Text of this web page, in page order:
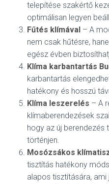
telepítése szakértő
optimálisan legyen
Fűtés klímával – A
nem csak hűtésre,
egész évben
Klíma karbantartás
karbantartás
hatékony és hosszú
Klíma leszerelés – A
klímaberendezések
hogy az új
történjen.
Mosózsákos
tisztítás hatékony
alapos tisztítására,